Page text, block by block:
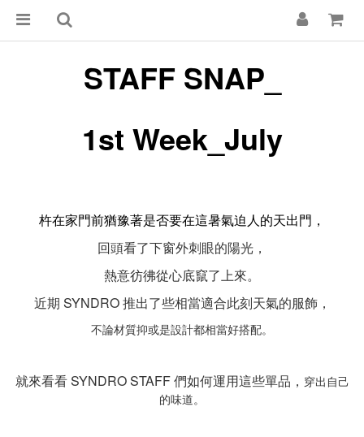
STAFF SNAP_
1st Week_July
杵在家門前猶豫著是否要在這暑氣迫人的天出門，
回頭看了下窗外刺眼的陽光，
熱意彷彿從心底竄了上來。
近期 SYNDRO 推出了些相當適合此刻天氣的服飾，
不論材質抑或是設計都相當好搭配。
就來看看 SYNDRO STAFF 們如何運用這些單品， 穿出自己
的味道。